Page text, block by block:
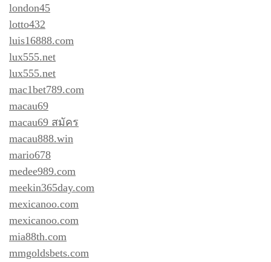
london45
lotto432
luis16888.com
lux555.net
lux555.net
mac1bet789.com
macau69
macau69 สมัคร
macau888.win
mario678
medee989.com
meekin365day.com
mexicanoo.com
mexicanoo.com
mia88th.com
mmgoldsbets.com